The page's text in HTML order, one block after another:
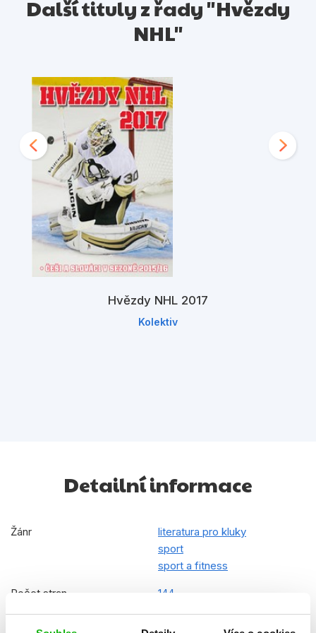
Další tituly z řady "Hvězdy
NHL"
Hvězdy NHL 2017
Kolektiv
Detailní informace
Žánr
literatura pro kluky
sport
sport a fitness
Počet stran 144